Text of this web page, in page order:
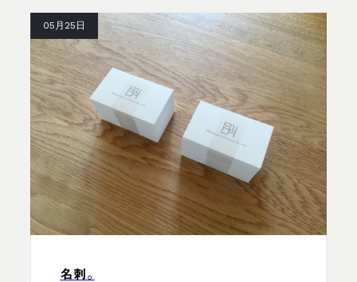
05月25日
名刺。